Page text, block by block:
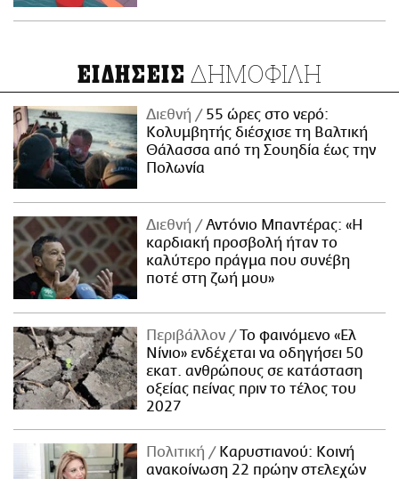
ΕΙΔΗΣΕΙΣ ΔΗΜΟΦΙΛΗ
Διεθνή
55 ώρες στο νερό:
Κολυμβητής διέσχισε τη Βαλτική
Θάλασσα από τη Σουηδία έως την
Πολωνία
Διεθνή
Αντόνιο Μπαντέρας: «Η
καρδιακή προσβολή ήταν το
καλύτερο πράγμα που συνέβη
ποτέ στη ζωή μου»
Περιβάλλον
Το φαινόμενο «Ελ
Νίνιο» ενδέχεται να οδηγήσει 50
εκατ. ανθρώπους σε κατάσταση
οξείας πείνας πριν το τέλος του
2027
Πολιτική
Καρυστιανού: Κοινή
ανακοίνωση 22 πρώην στελεχών